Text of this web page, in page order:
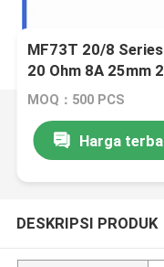
MF73T 20/8
20 Ohm 8A 25mm
Kendaraan Listrik
MOQ：500 PCS
Harga
DESKRIPSI PRODUK